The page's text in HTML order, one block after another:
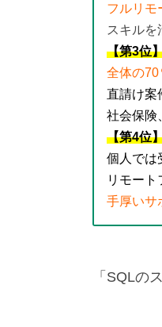
フルリモ
スキルを
【第3位
全体の70
直請け案
社会保険
【第4位
個人では
リモート
手厚いサ
「SQLの